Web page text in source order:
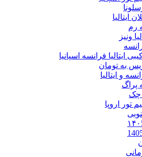
ایتالیا
رم
ونیز
ایتالیا فرانسه اسپانیا
به تومان
و ایتالیا
پراگ
چک
تور اروپا